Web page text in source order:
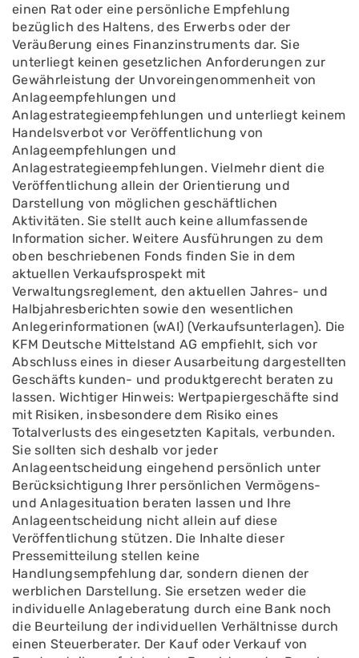
einen Rat oder eine persönliche Empfehlung
bezüglich des Haltens, des Erwerbs oder der
Veräußerung eines Finanzinstruments dar. Sie
unterliegt keinen gesetzlichen Anforderungen zur
Gewährleistung der Unvoreingenommenheit von
Anlageempfehlungen und
Anlagestrategieempfehlungen und unterliegt keinem
Handelsverbot vor Veröffentlichung von
Anlageempfehlungen und
Anlagestrategieempfehlungen. Vielmehr dient die
Veröffentlichung allein der Orientierung und
Darstellung von möglichen geschäftlichen
Aktivitäten. Sie stellt auch keine allumfassende
Information sicher. Weitere Ausführungen zu dem
oben beschriebenen Fonds finden Sie in dem
aktuellen Verkaufsprospekt mit
Verwaltungsreglement, den aktuellen Jahres- und
Halbjahresberichten sowie den wesentlichen
Anlegerinformationen (wAI) (Verkaufsunterlagen). Die
KFM Deutsche Mittelstand AG empfiehlt, sich vor
Abschluss eines in dieser Ausarbeitung dargestellten
Geschäfts kunden- und produktgerecht beraten zu
lassen. Wichtiger Hinweis: Wertpapiergeschäfte sind
mit Risiken, insbesondere dem Risiko eines
Totalverlusts des eingesetzten Kapitals, verbunden.
Sie sollten sich deshalb vor jeder
Anlageentscheidung eingehend persönlich unter
Berücksichtigung Ihrer persönlichen Vermögens-
und Anlagesituation beraten lassen und Ihre
Anlageentscheidung nicht allein auf diese
Veröffentlichung stützen. Die Inhalte dieser
Pressemitteilung stellen keine
Handlungsempfehlung dar, sondern dienen der
werblichen Darstellung. Sie ersetzen weder die
individuelle Anlageberatung durch eine Bank noch
die Beurteilung der individuellen Verhältnisse durch
einen Steuerberater. Der Kauf oder Verkauf von